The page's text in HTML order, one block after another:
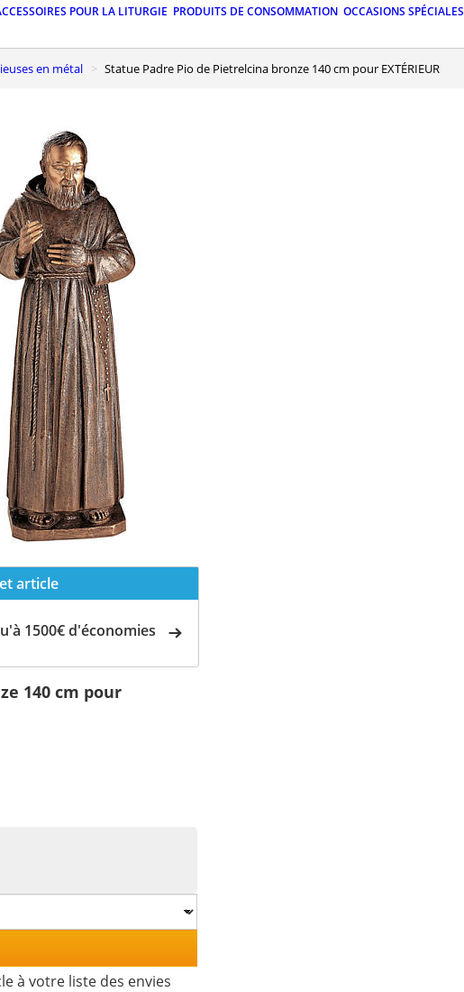
POUR LA LITURGIE PRODUITS DE CONSOMMATION OCCASIONS SPÉCIALES
en métal Statue Padre Pio de Pietrelcina bronze 140 cm pour EXTÉRIEUR
article
1500€ d'économies
140 cm pour
à votre liste des envies